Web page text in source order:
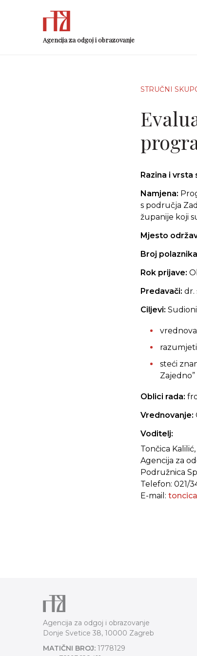
Agencija za odgoj i obrazovanje
STRUČNI
Razina i vrsta
Namjena:
s područja
županije koji
Mjesto
Broj
Rok prijave:
Predavači: dr.
Ciljevi:
steći
Zajedno”
Oblici rada:
Vrednovanje:
Voditelj:
Tončica
Agencija za
Podružnica
Telefon: 021/
E-mail:
Agencija za odgoj i obrazovanje
Donje Svetice 38, 10000 Zagreb
MATIČNI BROJ: 1778129